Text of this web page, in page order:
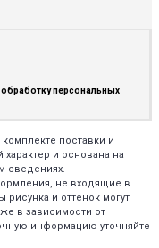
обработку персональных
поставки и
и основана на
сведениях.
не входящие в
и оттенок могут
в зависимости от
информацию уточняйте